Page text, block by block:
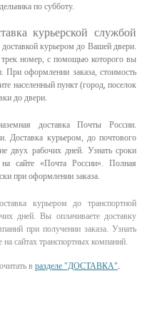
по субботу.
курьерской службой
курьером до Вашей двери.
номер, с помощью которого вы
При оформлении заказа, стоимость
населенный пункт (город, поселок
до двери.
доставка Почты России.
Доставка курьером, до почтового
двух рабочих дней. Узнать сроки
сайте «Почта России». Полная
при оформлении заказа.
курьером до транспортной
дней. Вы оплачиваете доставку
при получении заказа. Узнать
сайтах транспортных компаний.
в разделе "ДОСТАВКА"